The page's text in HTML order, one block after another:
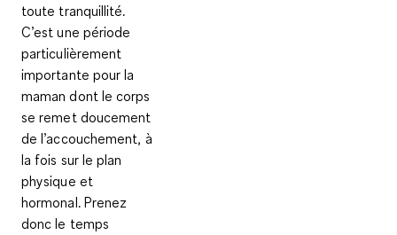
toute tranquillité.
C’est une période
particulièrement
importante pour la
maman dont le corps
se remet doucement
de l’accouchement, à
la fois sur le plan
physique et
hormonal. Prenez
donc le temps